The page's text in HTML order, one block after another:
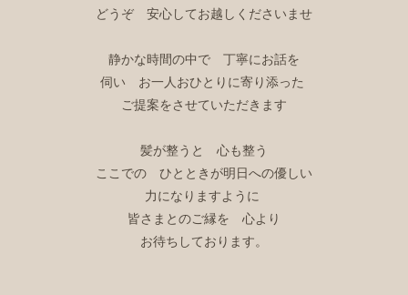
どうぞ 安心してお越しくださいませ
静かな時間の中で 丁寧にお話を
伺い お一人おひとりに寄り添った
ご提案をさせていただきます
髪が整うと 心も整う
ここでの ひとときが明日への優しい
力になりますように
皆さまとのご縁を 心より
お待ちしております。